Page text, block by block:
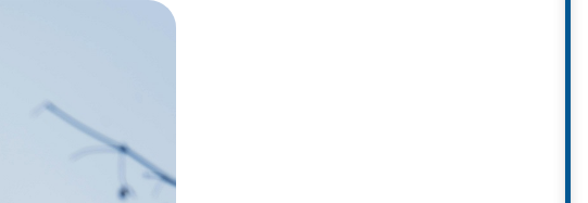
nhiều tên gọi khác nhau, nhiều biểu cảm
vị La Hán này được chạm khắc và sơn
những vị La Hán đặc trưng này đều có
chứa đựng hàm ý sâu sắc của Phật
vực phía nam Trung Quốc, thuộc về tác
​​trúc độc đáo của chùa Xiyuan đáng để